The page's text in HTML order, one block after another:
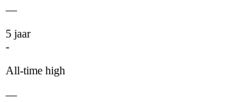
—
5 jaar
-
All-time high
—